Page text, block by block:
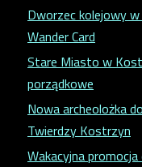
Dworzec kolejowy
Wander Card
Stare Miasto w
porządkowe
Nowa archeolożka
Twierdzy Kostrzyn
Wakacyjna